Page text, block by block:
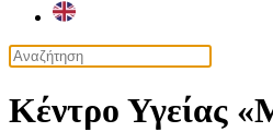
Κέντρο Υγείας